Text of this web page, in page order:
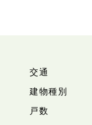
交通
建物種別
戸数